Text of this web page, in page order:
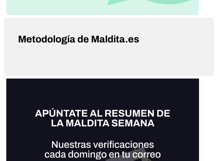
Metodología de Maldita.es